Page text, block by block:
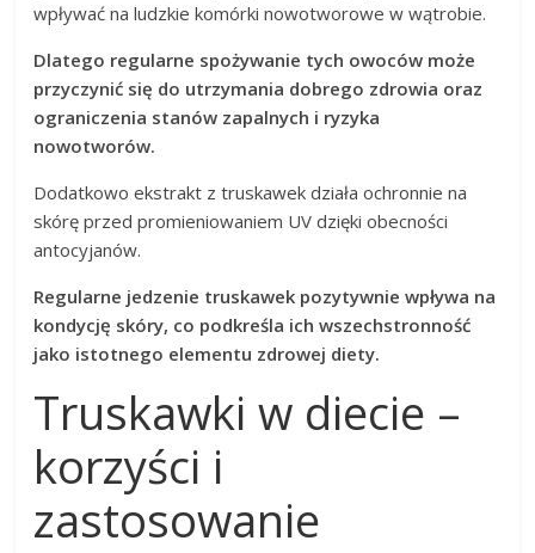
wpływać na ludzkie komórki nowotworowe w wątrobie.
Dlatego regularne spożywanie tych owoców może
przyczynić się do utrzymania dobrego zdrowia oraz
ograniczenia stanów zapalnych i ryzyka
nowotworów.
Dodatkowo ekstrakt z truskawek działa ochronnie na
skórę przed promieniowaniem UV dzięki obecności
antocyjanów.
Regularne jedzenie truskawek pozytywnie wpływa na
kondycję skóry, co podkreśla ich wszechstronność
jako istotnego elementu zdrowej diety.
Truskawki w diecie –
korzyści i
zastosowanie